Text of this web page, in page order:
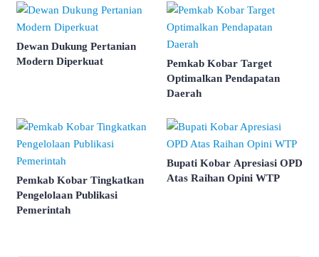
Dewan Dukung Pertanian
Modern Diperkuat
Pemkab Kobar Target
Optimalkan Pendapatan
Daerah
Pemkab Kobar Tingkatkan
Pengelolaan Publikasi
Pemerintah
Bupati Kobar Apresiasi OPD
Atas Raihan Opini WTP